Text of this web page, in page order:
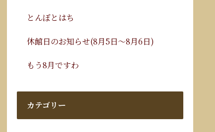
とんぼとはち
休館日のお知らせ(8月5日～8月6日)
もう8月ですわ
カテゴリー